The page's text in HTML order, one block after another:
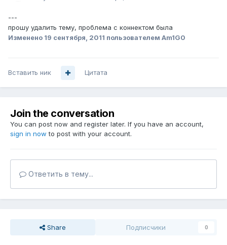
---
прошу удалить тему, проблема с коннектом была
Изменено 19 сентября, 2011 пользователем Am1G0
Вставить ник Цитата
Join the conversation
You can post now and register later. If you have an account,
sign in now to post with your account.
Ответить в тему...
Share Подписчики 0